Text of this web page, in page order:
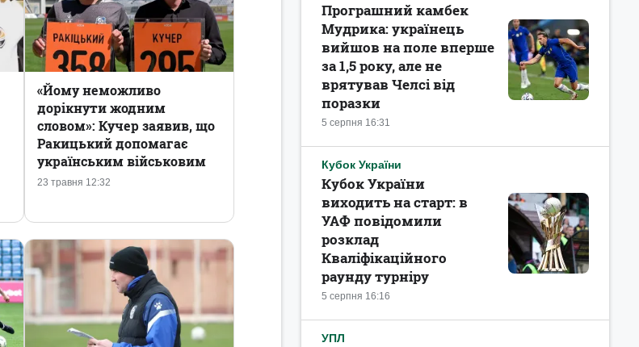
23 травня 12:32
«Йому неможливо
дорікнути жодним
словом»: Кучер заявив, що
Ракицький допомагає
українським військовим
5 серпня 16:31
Програшний камбек
Мудрика: українець
вийшов на поле вперше
за 1,5 року, але не
врятував Челсі від
поразки
Кубок України
5 серпня 16:16
Кубок України
виходить на старт: в
УАФ повідомили
розклад
Кваліфікаційного
раунду турніру
УПЛ